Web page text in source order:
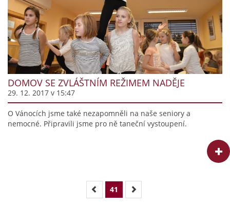
DOMOV SE ZVLÁŠTNÍM REŽIMEM NADĚJE
29. 12. 2017 v 15:47
O Vánocích jsme také nezapomněli na naše seniory a
nemocné. Připravili jsme pro ně taneční vystoupení.
41